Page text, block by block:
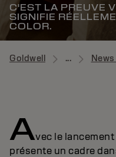
C'EST LA PREUVE
SIGNIFIE
COLOR.
Goldwell ...
Avec le
présente un cadre